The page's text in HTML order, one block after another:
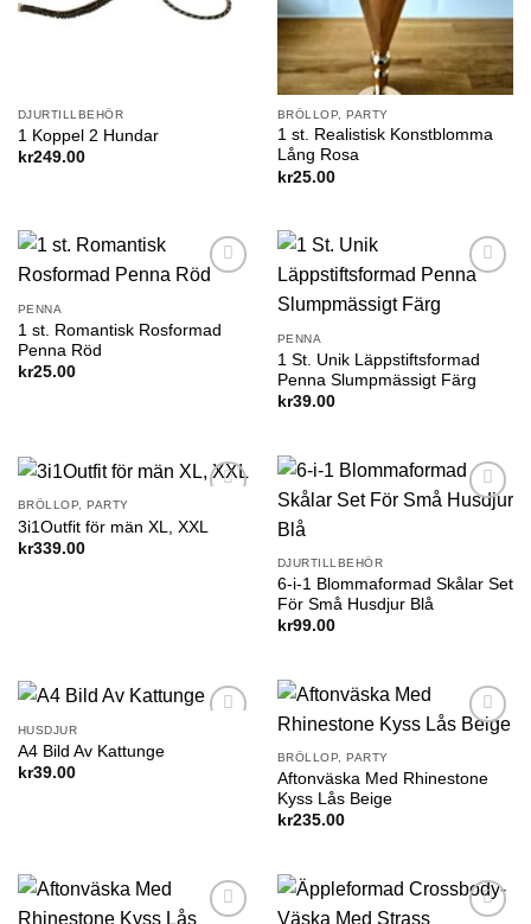
DJURTILLBEHÖR
1 Koppel 2 Hundar
kr249.00
BRÖLLOP, PARTY
1 st. Realistisk Konstblomma
Lång Rosa
kr25.00
PENNA
1 st. Romantisk Rosformad
Penna Röd
kr25.00
PENNA
1 St. Unik Läppstiftsformad
Penna Slumpmässigt Färg
kr39.00
wishlist
BRÖLLOP, PARTY
3i1Outfit för män XL, XXL
kr339.00
Add to
DJURTILLBEHÖR
6-i-1 Blommaformad Skålar Set
För Små Husdjur Blå
kr99.00
HUSDJUR
A4 Bild Av Kattunge
kr39.00
BRÖLLOP, PARTY
Aftonväska Med Rhinestone
Kyss Lås Beige
kr235.00